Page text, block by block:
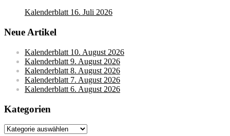
Kalenderblatt 16. Juli 2026
Neue Artikel
Kalenderblatt 10. August 2026
Kalenderblatt 9. August 2026
Kalenderblatt 8. August 2026
Kalenderblatt 7. August 2026
Kalenderblatt 6. August 2026
Kategorien
Kategorien